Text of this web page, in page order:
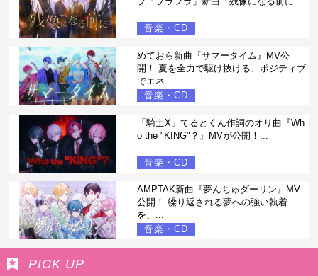
音楽・CD
めておら新曲『サマータイム』MV公
開！ 夏を全力で駆け抜ける、ポジティブ
でエネ...
音楽・CD
「騎士X」てるとくん作詞のオリ曲『Wh
o the "KING"？』MVが公開！...
音楽・CD
AMPTAK新曲『夢んちゅダーリン』MV
公開！ 繰り返される夢への強い執着
を、...
音楽・CD
PICK UP